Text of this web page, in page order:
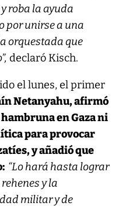
roba la ayuda
por unirse a una
orquestada que
declaró Kisch.
el lunes, el primer
Netanyahu, afirmó
en Gaza ni
para provocar
y añadió que
“Lo hará hasta lograr
y la
militar y de